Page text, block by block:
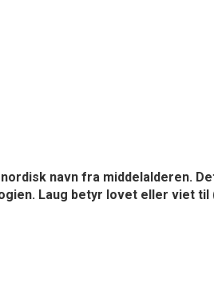
navn fra middelalderen.
Laug betyr lovet eller viet